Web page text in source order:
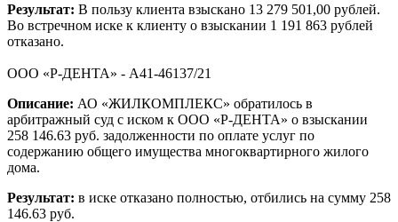
Результат: В пользу клиента взыскано 13 279 501,00 рублей.
Во встречном иске к клиенту о взыскании 1 191 863 рублей
отказано.
ООО «Р-ДЕНТА» - А41-46137/21
Описание: АО «ЖИЛКОМПЛЕКС» обратилось в
арбитражный суд с иском к ООО «Р-ДЕНТА» о взыскании
258 146.63 руб. задолженности по оплате услуг по
содержанию общего имущества многоквартирного жилого
дома.
Результат: в иске отказано полностью, отбились на сумму 258
146.63 руб.